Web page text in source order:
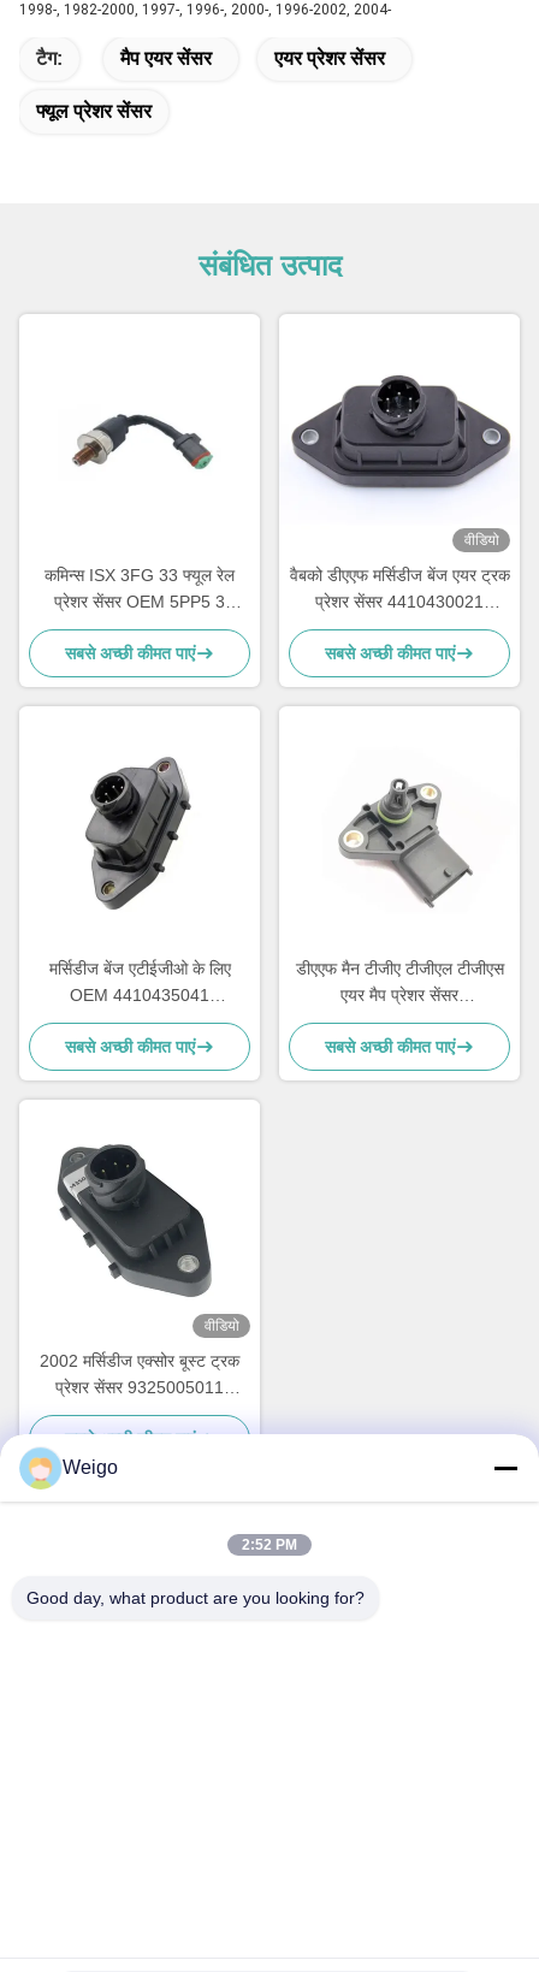
1998-, 1982-2000, 1997-, 1996-, 2000-, 1996-2002, 2004-
टैग: मैप एयर सेंसर एयर प्रेशर सेंसर
फ्यूल प्रेशर सेंसर
संबंधित उत्पाद
कमिन्स ISX 3FG 33 फ्यूल रेल
प्रेशर सेंसर OEM 5PP5 3
4954245
सबसे अच्छी कीमत पाएं
वीडियो
वैबको डीएएफ मर्सिडीज बेंज एयर ट्रक
प्रेशर सेंसर 4410430021
9325000011 1518729
सबसे अच्छी कीमत पाएं
मर्सिडीज बेंज एटीईजीओ के लिए
OEM 4410435041
0004303907 बूस्ट ट्रक प्रेशर
सेंसर 3
सबसे अच्छी कीमत पाएं
डीएएफ मैन टीजीए टीजीएल टीजीएस
एयर मैप प्रेशर सेंसर
51274210216 0281002655
सबसे अच्छी कीमत पाएं
वीडियो
2002 मर्सिडीज एक्सोर बूस्ट ट्रक
प्रेशर सेंसर 9325005011
4410435041 0015426518
सबसे अच्छी कीमत पाएं
Weigo
2:52 PM
Good day, what product are you looking for?